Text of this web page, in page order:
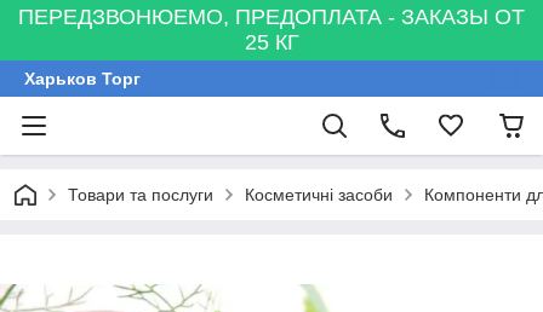
ПЕРЕДЗВОНЮЕМО, ПРЕДОПЛАТА - ЗАКАЗЫ ОТ
25 КГ
Харьков Торг
Товари та послуги Косметичні засоби Компоненти